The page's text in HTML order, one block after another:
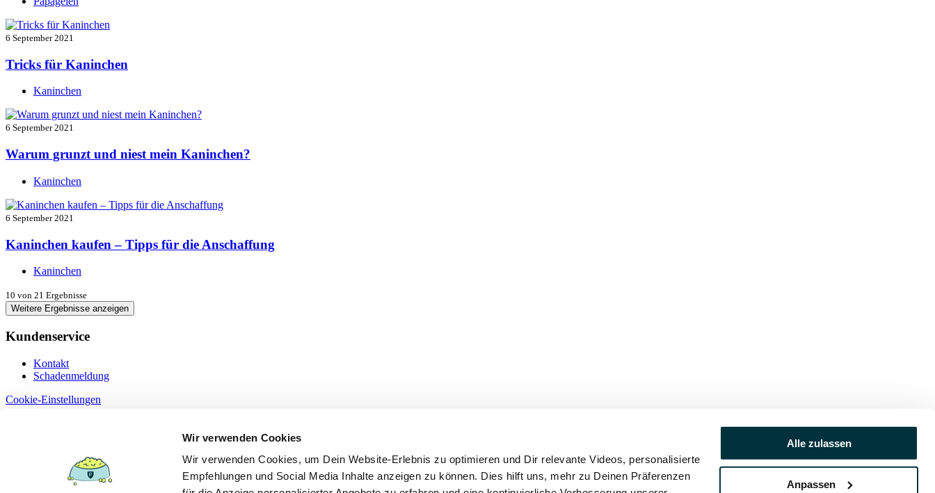
Wir verwenden Cookies
Wir verwenden Cookies, um Dein Website-Erlebnis zu optimieren und Dir relevante Videos, personalisierte
Empfehlungen und Social Media Inhalte anzeigen zu können. Dies hilft uns, mehr zu Deinen Präferenzen
Alle zulassen
Anpassen
6 September 2021
Tricks für Kaninchen
Kaninchen
6 September 2021
Warum grunzt und niest mein Kaninchen?
Kaninchen
6 September 2021
Kaninchen kaufen – Tipps für die Anschaffung
Kaninchen
10 von 21 Ergebnisse
Weitere Ergebnisse anzeigen
Kundenservice
Kontakt
Schadenmeldung
Cookie-Einstellungen
Datenschutz
Erstinformation §15